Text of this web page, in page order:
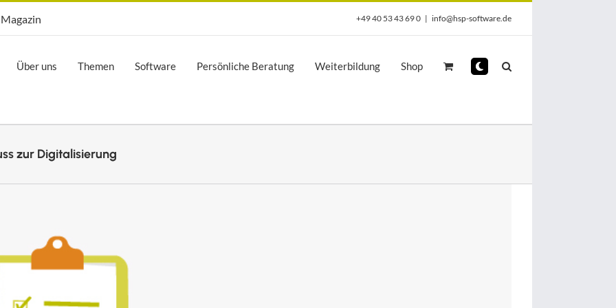
Opti.Mag
Magazin +49 40 53 43 69 0 | info@hsp-software.de
Über uns Themen Software Persönliche Beratung Weiterbildung Shop
zur Digitalisierung